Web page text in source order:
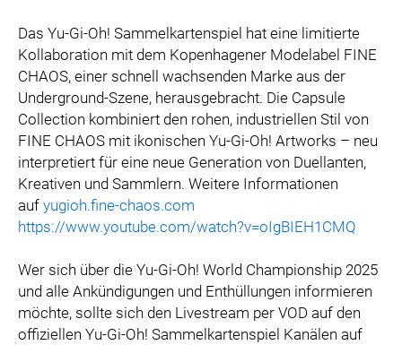
Das Yu-Gi-Oh! Sammelkartenspiel hat eine limitierte
Kollaboration mit dem Kopenhagener Modelabel FINE
CHAOS, einer schnell wachsenden Marke aus der
Underground-Szene, herausgebracht. Die Capsule
Collection kombiniert den rohen, industriellen Stil von
FINE CHAOS mit ikonischen Yu-Gi-Oh! Artworks – neu
interpretiert für eine neue Generation von Duellanten,
Kreativen und Sammlern. Weitere Informationen
auf yugioh.fine-chaos.com
https://www.youtube.com/watch?v=oIgBIEH1CMQ
Wer sich über die Yu-Gi-Oh! World Championship 2025
und alle Ankündigungen und Enthüllungen informieren
möchte, sollte sich den Livestream per VOD auf den
offiziellen Yu-Gi-Oh! Sammelkartenspiel Kanälen auf